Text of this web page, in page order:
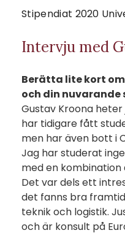
Stipendiat 2020
Intervju med
Berätta lite kort
och din
Gustav Kroona heter
har tidigare fått
men har även bott i
Jag har studerat
med en kombination
Det var dels ett
det fanns bra
teknik och logistik.
och är konsult på